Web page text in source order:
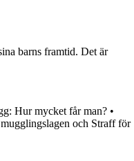
barns framtid. Det är
Hur mycket får man? •
och Straff för